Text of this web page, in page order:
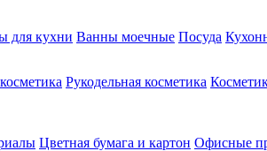
для кухни Ванны моечные Посуда
Рукодельная косметика
Цветная бумага и картон Офисные